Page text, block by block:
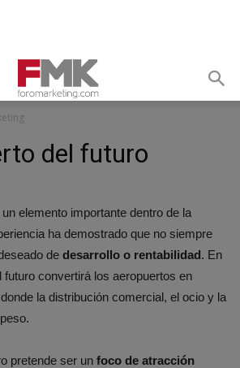
del futuro
elemento importante dentro de la
ha demostrado que no siempre
de desarrollo o rentabilidad. En
convertirá los aeropuertos en
la distribución comercial, el ocio y la
pretende ser un foco de atracción